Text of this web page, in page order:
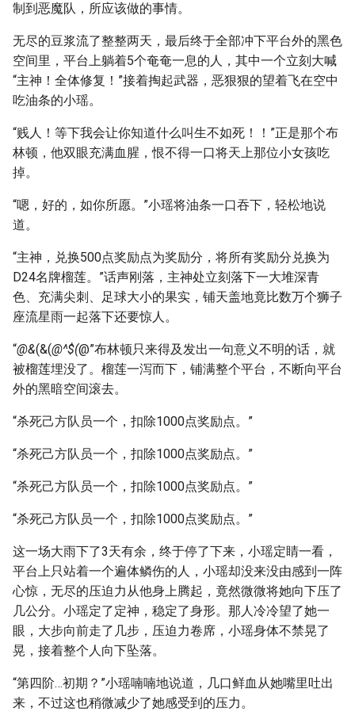
制到恶魔队，所应该做的事情。
无尽的豆浆流了整整两天，最后终于全部冲下平台外的黑色
空间里，平台上躺着5个奄奄一息的人，其中一个立刻大喊
“主神！全体修复！”接着掏起武器，恶狠狠的望着飞在空中
吃油条的小瑶。
“贱人！等下我会让你知道什么叫生不如死！！”正是那个布
林顿，他双眼充满血腥，恨不得一口将天上那位小女孩吃
掉。
“嗯，好的，如你所愿。”小瑶将油条一口吞下，轻松地说
道。
“主神，兑换500点奖励点为奖励分，将所有奖励分兑换为
D24名牌榴莲。”话声刚落，主神处立刻落下一大堆深青
色、充满尖刺、足球大小的果实，铺天盖地竟比数万个狮子
座流星雨一起落下还要惊人。
“@&(&(@^$(@”布林顿只来得及发出一句意义不明的话，就
被榴莲埋没了。榴莲一泻而下，铺满整个平台，不断向平台
外的黑暗空间滚去。
“杀死己方队员一个，扣除1000点奖励点。”
“杀死己方队员一个，扣除1000点奖励点。”
“杀死己方队员一个，扣除1000点奖励点。”
“杀死己方队员一个，扣除1000点奖励点。”
这一场大雨下了3天有余，终于停了下来，小瑶定睛一看，
平台上只站着一个遍体鳞伤的人，小瑶却没来没由感到一阵
心惊，无尽的压迫力从他身上腾起，竟然微微将她向下压了
几公分。小瑶定了定神，稳定了身形。那人冷冷望了她一
眼，大步向前走了几步，压迫力卷席，小瑶身体不禁晃了
晃，接着整个人向下坠落。
“第四阶…初期？”小瑶喃喃地说道，几口鲜血从她嘴里吐出
来，不过这也稍微减少了她感受到的压力。